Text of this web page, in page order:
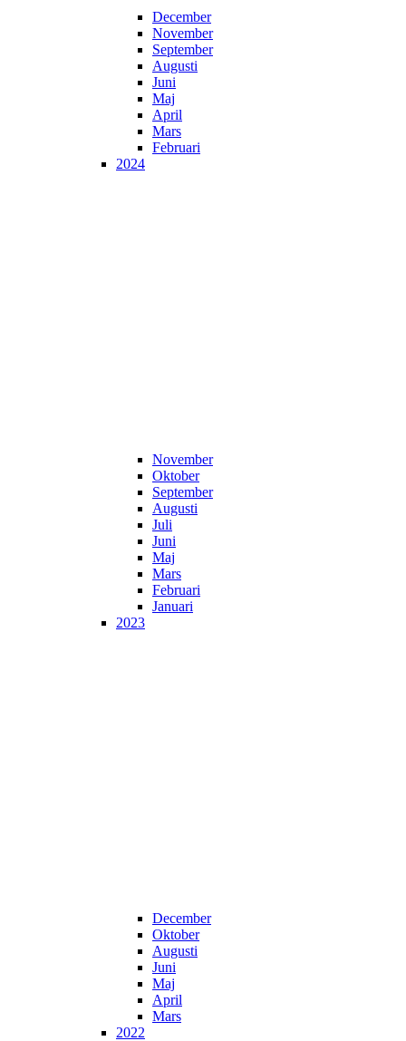
December
November
September
Augusti
Juni
Maj
April
Mars
Februari
2024
November
Oktober
September
Augusti
Juli
Juni
Maj
Mars
Februari
Januari
2023
December
Oktober
Augusti
Juni
Maj
April
Mars
2022